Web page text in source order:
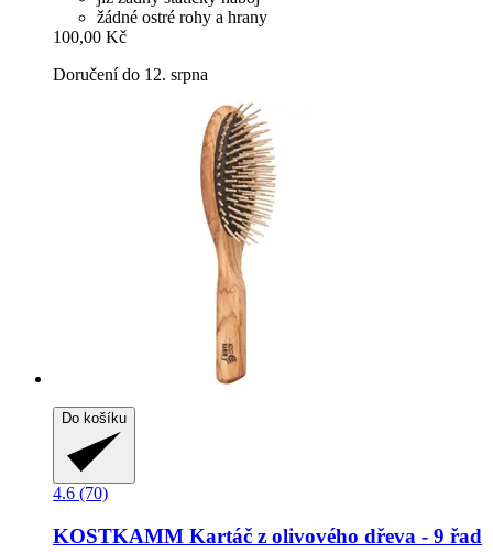
žádné ostré rohy a hrany
100,00 Kč
Doručení do 12. srpna
Do košíku
4.6 (70)
KOSTKAMM Kartáč z olivového dřeva -​ 9 řad